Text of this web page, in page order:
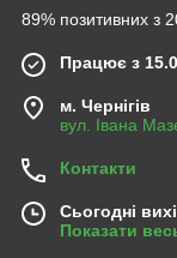
89% позитивних з 20
Працює з
м. Чернігів
вул. Івана
Контакти
Сьогодні
Показати